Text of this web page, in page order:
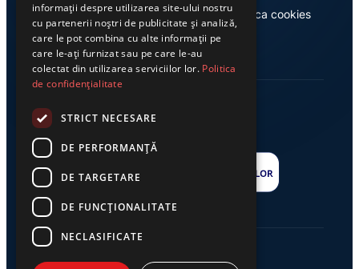
Casa de editură Exclusiv Politica cookies
informații despre utilizarea site-ului nostru
cu partenerii noștri de publicitate și analiză,
care le pot combina cu alte informații pe
care le-ați furnizat sau pe care le-au
colectat din utilizarea serviciilor lor. Politica
de confidențialitate
STRICT NECESARE
DE PERFORMANȚĂ
DE TARGETARE
DE FUNCŢIONALITATE
NECLASIFICATE